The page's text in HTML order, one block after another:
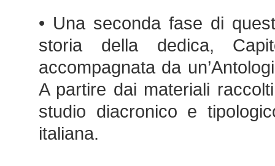
• Una seconda fase di
storia della dedica,
accompagnata da
A partire dai materiali
studio diacronico e
italiana.